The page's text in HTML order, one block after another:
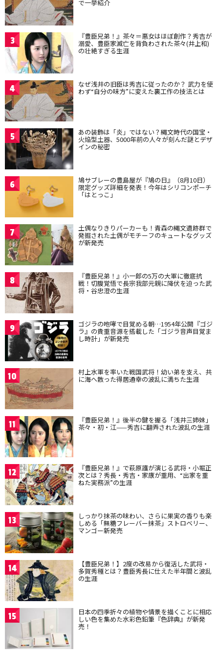
で一挙紹介
3 『豊臣兄弟！』茶々＝悪女はほぼ創作？秀吉が
溺愛、豊臣家滅亡を背負わされた茶々(井上和)
の壮絶すぎる生涯
4 なぜ浅井の旧臣は秀吉に従ったのか？ 武力を使
わず“自分の味方”に変えた裏工作の技法とは
5 あの装飾は「炎」ではない？縄文時代の国宝・
火焔型土器、5000年前の人々が刻んだ謎とデザ
インの秘密
6 鳩サブレーの豊島屋が『鳩の日』（8月10日）
限定グッズ詳細を発表！今年はシリコンポーチ
「はとっこ」
7 土偶なりきりパーカーも！青森の縄文遺跡群で
発掘された土偶がモチーフのキュートなグッズ
が新発売
8 『豊臣兄弟！』小一郎の5万の大軍に徹底抗
戦！切腹覚悟で長宗我部元親に降伏を迫った武
将・谷忠澄の生涯
9 ゴジラの咆哮で目覚める朝…1954年公開『ゴジ
ラ』の貴重音源を搭載した「ゴジラ音声目覚ま
し時計」が新発売
10 村上水軍を率いた戦国武将！幼い弟を支え、共
に海へ散った得居通幸の波乱に満ちた生涯
11 『豊臣兄弟！』後半の鍵を握る「浅井三姉妹」
茶々・初・江——秀吉に翻弄された波乱の生涯
12 『豊臣兄弟！』で萩原護が演じる武将・小堀正
次とは？秀長・秀吉・家康が重用、“出家を重
ねた実務派”の生涯
13 しっかり抹茶の味わい、さらに果実の香りも楽
しめる「無糖フレーバー抹茶」ストロベリー、
マンゴー新発売
14 【豊臣兄弟！】2度の改易から復活した武将・
多賀秀種とは？豊臣秀長に仕えた半年間と波乱
の生涯
15 日本の四季折々の植物や情景を描くことに相応
しい色を集めた水彩色鉛筆『色辞典』が新発
売！